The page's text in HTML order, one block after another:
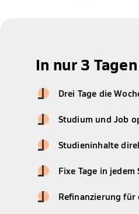
In nur 3
Drei Tage die
Studium und Job
Studieninhalte
Fixe Tage in
Refinanzierung für